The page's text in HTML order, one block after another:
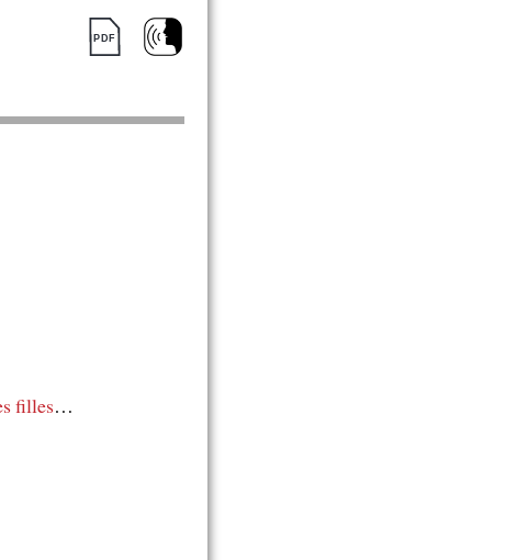
filles…